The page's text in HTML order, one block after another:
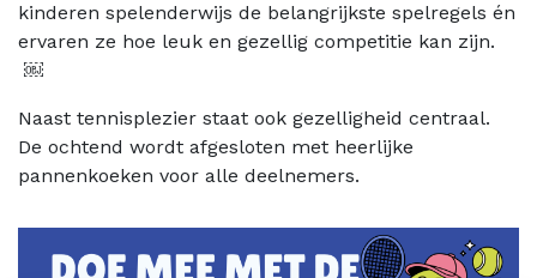
kinderen spelenderwijs de belangrijkste spelregels én
ervaren ze hoe leuk en gezellig competitie kan zijn.
￼
Naast tennisplezier staat ook gezelligheid centraal.
De ochtend wordt afgesloten met heerlijke
pannenkoeken voor alle deelnemers.